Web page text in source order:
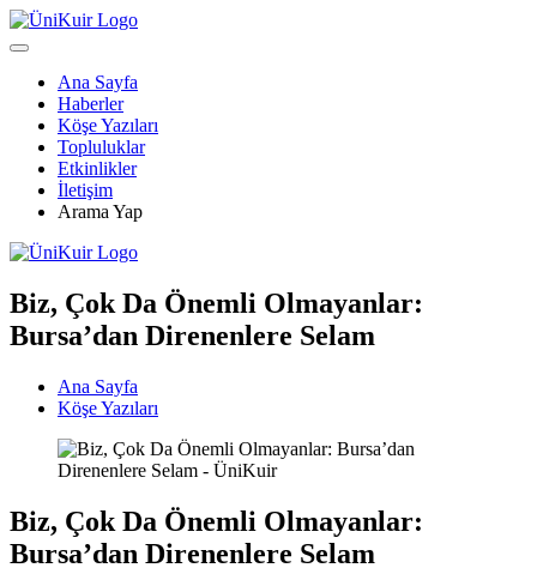
Ana Sayfa
Haberler
Köşe Yazıları
Topluluklar
Etkinlikler
İletişim
Arama Yap
Biz, Çok Da Önemli Olmayanlar:
Bursa’dan Direnenlere Selam
Ana Sayfa
Köşe Yazıları
Biz, Çok Da Önemli Olmayanlar:
Bursa’dan Direnenlere Selam